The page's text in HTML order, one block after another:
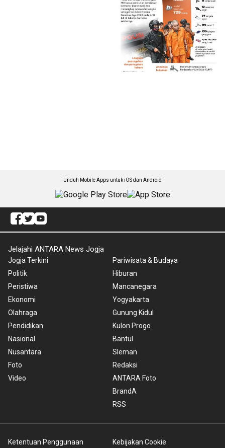
Unduh Mobile Apps untuk iOS dan Android
Jelajahi ANTARA News Jogja
Jogja Terkini
Politik
Peristiwa
Ekonomi
Olahraga
Pendidikan
Nasional
Nusantara
Foto
Video
Pariwisata & Budaya
Hiburan
Mancanegara
Yogyakarta
Gunung Kidul
Kulon Progo
Bantul
Sleman
Redaksi
ANTARA Foto
BrandA
RSS
Ketentuan Penggunaan Kebijakan Cookie